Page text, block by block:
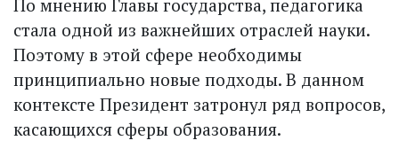
По мнению Главы государства, педагогика
стала одной из важнейших отраслей науки.
Поэтому в этой сфере необходимы
принципиально новые подходы. В данном
контексте Президент затронул ряд вопросов,
касающихся сферы образования.